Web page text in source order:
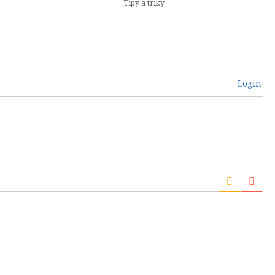
,Tipy a triky
Login